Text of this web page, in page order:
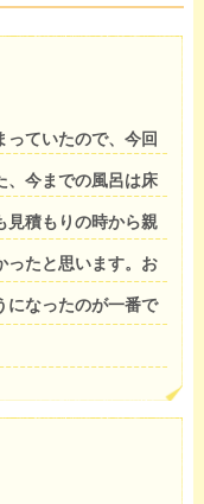
ていたので、今回
、今までの風呂は床
見積もりの時から親
ったと思います。お
になったのが一番で